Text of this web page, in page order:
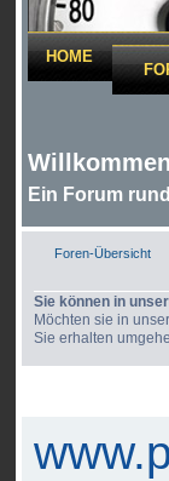
HOME
Ein Forum
Foren-Übersicht
Sie können in
Möchten sie in
Sie erhalten